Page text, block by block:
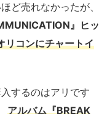
ど売れなかったが、
』ヒッ
リコンにチャートイ
するのはアリです
アルバム『BREAK